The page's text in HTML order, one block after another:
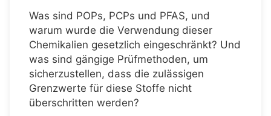
Was sind POPs, PCPs und PFAS, und
warum wurde die Verwendung dieser
Chemikalien gesetzlich eingeschränkt? Und
was sind gängige Prüfmethoden, um
sicherzustellen, dass die zulässigen
Grenzwerte für diese Stoffe nicht
überschritten werden?